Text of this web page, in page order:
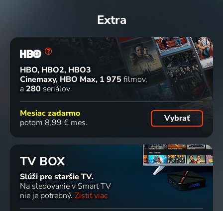
Extra
HBO, HBO2, HBO3
Cinemaxy, HBO Max 1 975 filmov
a 280 seriálov
Mesiac zadarmo
potom 8,99 € mes.
Vybrať
TV BOX
Slúži pre staršie TV.
Na sledovanie v Smart TV
nie je potrebný. Zistiť viac